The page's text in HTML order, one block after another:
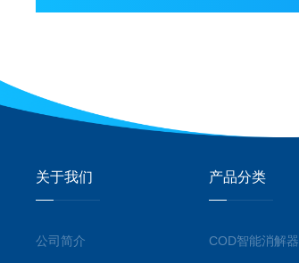
关于我们
公司简介
产品分类
COD智能消解器